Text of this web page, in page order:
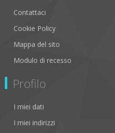
Contattaci
Cookie Policy
Mappa del sito
Modulo di recesso
Profilo
I miei dati
I miei indirizzi